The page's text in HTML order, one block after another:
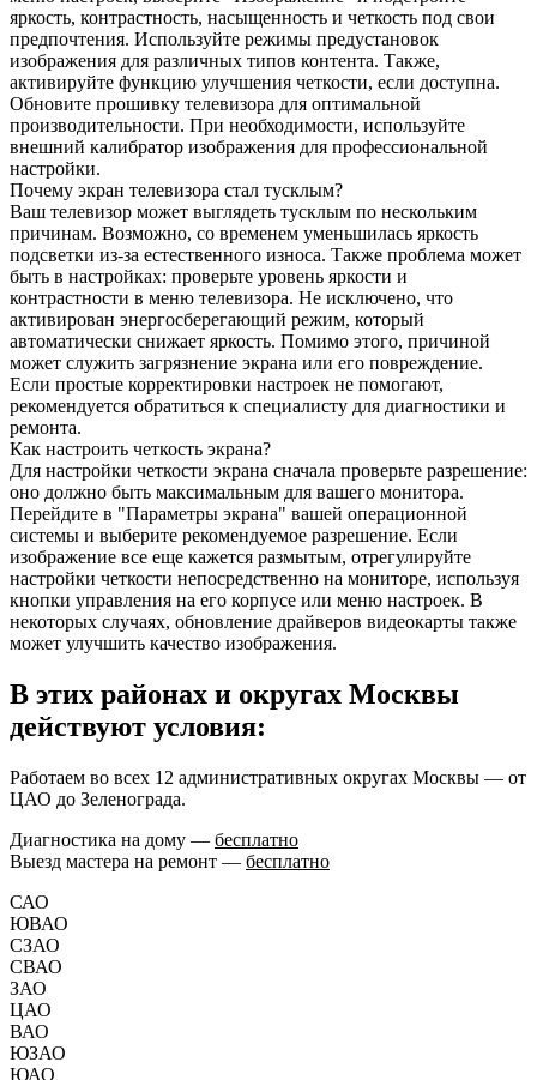
яркость, контрастность, насыщенность и четкость под свои
предпочтения. Используйте режимы предустановок
изображения для различных типов контента. Также,
активируйте функцию улучшения четкости, если доступна.
Обновите прошивку телевизора для оптимальной
производительности. При необходимости, используйте
внешний калибратор изображения для профессиональной
настройки.
Почему экран телевизора стал тусклым?
Ваш телевизор может выглядеть тусклым по нескольким
причинам. Возможно, со временем уменьшилась яркость
подсветки из-за естественного износа. Также проблема может
быть в настройках: проверьте уровень яркости и
контрастности в меню телевизора. Не исключено, что
активирован энергосберегающий режим, который
автоматически снижает яркость. Помимо этого, причиной
может служить загрязнение экрана или его повреждение.
Если простые корректировки настроек не помогают,
рекомендуется обратиться к специалисту для диагностики и
ремонта.
Как настроить четкость экрана?
Для настройки четкости экрана сначала проверьте разрешение:
оно должно быть максимальным для вашего монитора.
Перейдите в "Параметры экрана" вашей операционной
системы и выберите рекомендуемое разрешение. Если
изображение все еще кажется размытым, отрегулируйте
настройки четкости непосредственно на мониторе, используя
кнопки управления на его корпусе или меню настроек. В
некоторых случаях, обновление драйверов видеокарты также
может улучшить качество изображения.
В этих районах и округах Москвы
действуют условия:
Работаем во всех 12 административных округах Москвы — от
ЦАО до Зеленограда.
Диагностика на дому — бесплатно
Выезд мастера на ремонт — бесплатно
САО
ЮВАО
СЗАО
СВАО
ЗАО
ЦАО
ВАО
ЮЗАО
ЮАО